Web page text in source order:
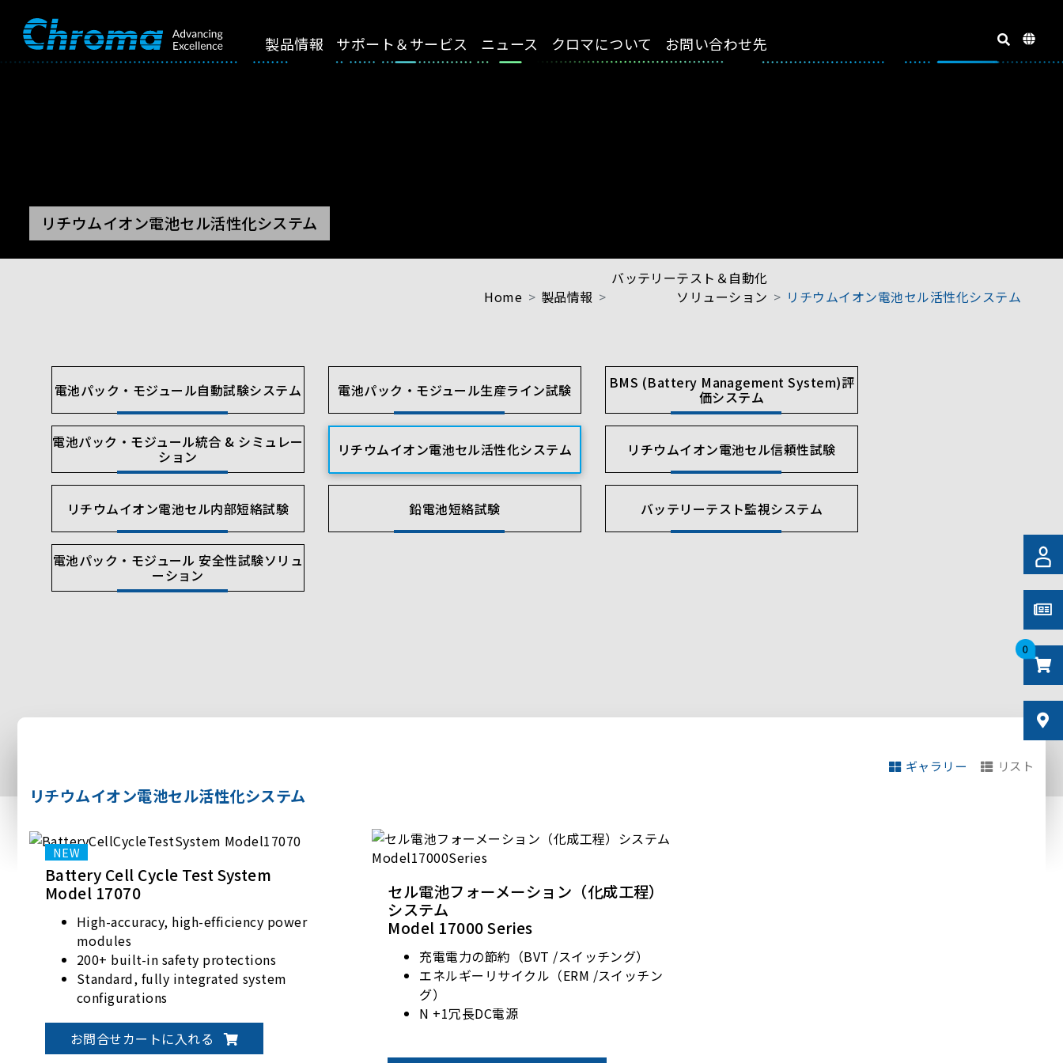
製品情報 サポート＆サービス ニュース クロマについて お問い合わせ先
0
リチウムイオン電池セル活性化システム
Home 製品情報
バッテリーテスト＆自動化
ソリューション
リチウムイオン電池セル活性化システム
電池パック・モジュール自動試験システム 電池パック・モジュール生産ライン試験 BMS (Battery Management System)評
価システム
電池パック・モジュール統合 & シミュレー
ション リチウムイオン電池セル活性化システム リチウムイオン電池セル信頼性試験
リチウムイオン電池セル内部短絡試験 鉛電池短絡試験 バッテリーテスト監視システム
電池パック・モジュール 安全性試験ソリュ
ーション
ギャラリー リスト
リチウムイオン電池セル活性化システム
Battery Cell Cycle Test System
Model 17070
High-accuracy, high-efficiency power
modules
200+ built-in safety protections
Standard, fully integrated system
configurations
customization needs
お問合せカートに入れる
セル電池フォーメーション（化成工程）
システム
Model 17000 Series
充電電力の節約（BVT /スイッチング）
エネルギーリサイクル（ERM /スイッチン
グ）
N +1冗長DC電源